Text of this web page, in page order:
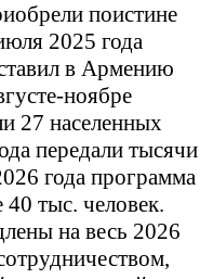
поистине
2025 года
в Армению
ноябре
27 населенных
передали тысячи
года программа
40 тыс. человек.
на весь 2026